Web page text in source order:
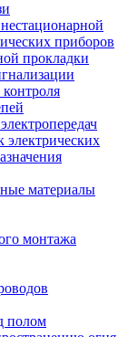
приборов
прокладки
электрических
материалы
монтажа
полом